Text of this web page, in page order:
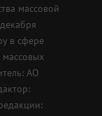
массовой
в сфере
АО